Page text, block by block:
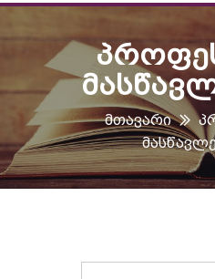
Მთავარი